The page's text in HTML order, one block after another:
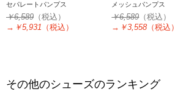
セパレートパンプス
￥6,589 （税込）
→ ￥5,931 （税込）
メッシュパンプス
￥6,589（税込）
→ ￥3,558 （税込）
その他のシューズのランキング